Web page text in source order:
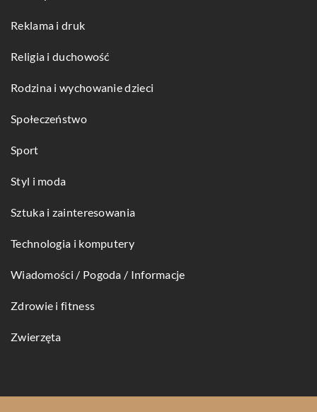
Reklama i druk
Religia i duchowość
Rodzina i wychowanie dzieci
Społeczeństwo
Sport
Styl i moda
Sztuka i zainteresowania
Technologia i komputery
Wiadomości / Pogoda / Informacje
Zdrowie i fitness
Zwierzęta